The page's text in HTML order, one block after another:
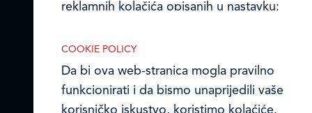
Obavijest o Privatnosti i Kolačići
Kodeks poslovnih načela
© Ledo d.o.o. 2026.
COOKIE POLICY
Da bi ova web-stranica mogla pravilno
funkcionirati i da bismo unaprijedili vaše
korisničko iskustvo, koristimo kolaćiće.
reklamnih kolačića opisanih u nastavku:
Nužni kolačići